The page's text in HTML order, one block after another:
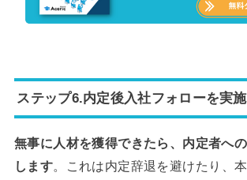
ステップ6.内定後入社フォローを実施
無事に人材を獲得できたら、内定者へ
します。これは内定辞退を避けたり、